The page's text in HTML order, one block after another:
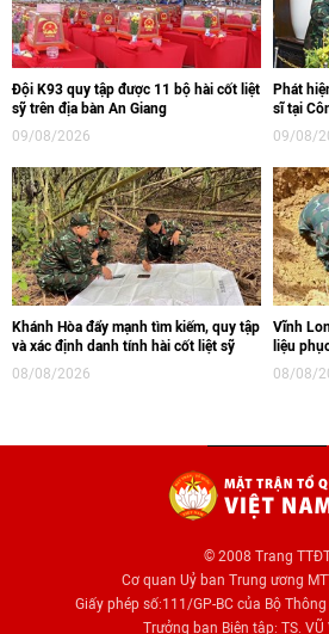
Đội K93 quy tập được 11 bộ hài cốt liệt
sỹ trên địa bàn An Giang
09/08/2026
Phát
sĩ tại
09/08/
Khánh Hòa đẩy mạnh tìm kiếm, quy tập
và xác định danh tính hài cốt liệt sỹ
08/08/2026
Vĩnh
liệu
08/08/
© 2008 Trang
Cơ quan Uỷ ban Trung ương
Giấy phép số:111/GP-BC của Bộ
Trưởng ban Biên tập: TS. VŨ